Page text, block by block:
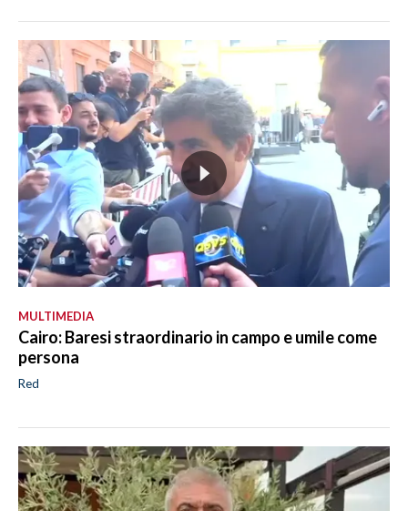
MULTIMEDIA
Cairo: Baresi straordinario in campo e umile come
persona
Red